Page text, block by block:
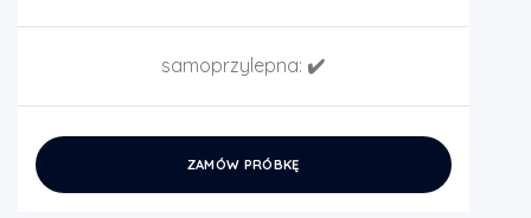
samoprzylepna: ✔️
ZAMÓW PRÓBKĘ